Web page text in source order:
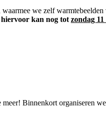
we zelf
kan nog tot zondag
Binnenkort organiseren